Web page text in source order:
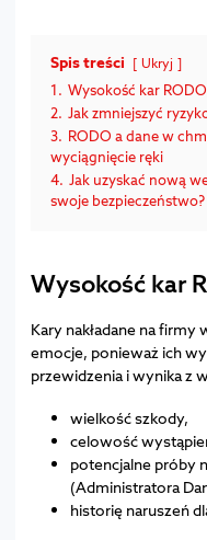
Spis treści Ukryj
1. Wysokość kar
2. Jak zmniejszyć
3. RODO a dane w
wyciągnięcie ręki
4. Jak uzyskać nową
swoje bezpieczeństwo?
Wysokość kar
Kary nakładane na firmy
emocje, ponieważ ich
przewidzenia i wynika z
wielkość szkody,
celowość
potencjalne próby
(Administratora
historię naruszeń